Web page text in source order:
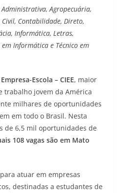
Agropecuária,
Contabilidade, Direto,
Informática, Letras,
Informática e Técnico em
Escola – CIEE, maior
trabalho jovem da América
milhares de oportunidades
em todo o Brasil. Nesta
de 6,5 mil oportunidades de
108 vagas são em Mato
atuar em empresas
destinadas a estudantes de